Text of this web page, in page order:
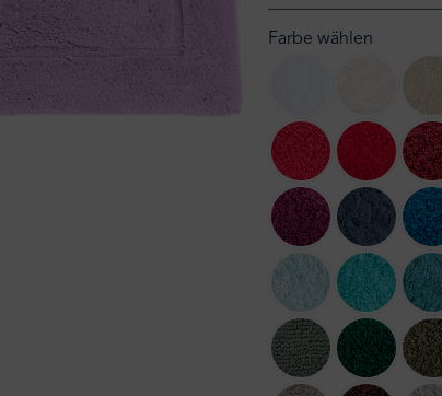
Farbe wählen
103 Ivory
579 Viva Magenta
564
514 Baton Rouge
307
235 Ice 302
280 Evergreen
298